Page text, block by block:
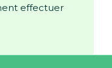
effectuer